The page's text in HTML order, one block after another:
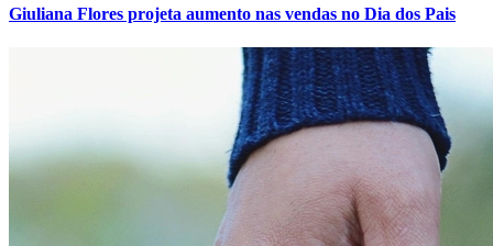
Giuliana Flores projeta aumento nas vendas no Dia dos Pais